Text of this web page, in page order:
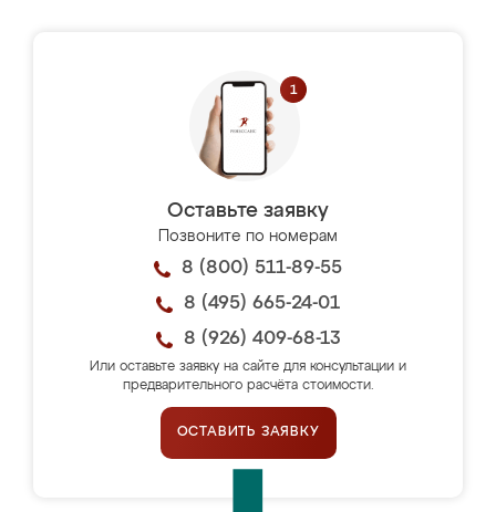
Оставьте заявку
Позвоните по номерам
8 (800) 511-89-55
8 (495) 665-24-01
8 (926) 409-68-13
Или оставьте заявку на сайте для консультации и
предварительного расчёта стоимости.
ОСТАВИТЬ ЗАЯВКУ